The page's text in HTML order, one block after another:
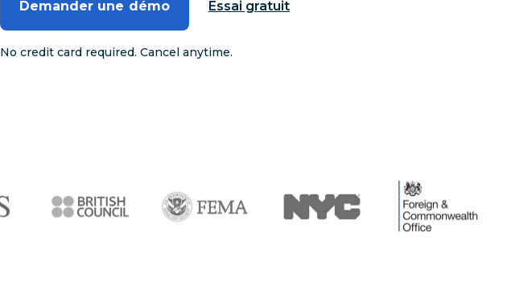
Demander une démo Essai gratuit
No credit card required. Cancel anytime.